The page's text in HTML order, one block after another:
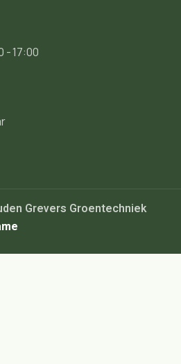
- 17:00
Grevers Groentechniek